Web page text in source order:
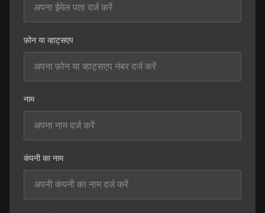
फ़ोन या व्हाट्सएप
नाम
कंपनी का नाम